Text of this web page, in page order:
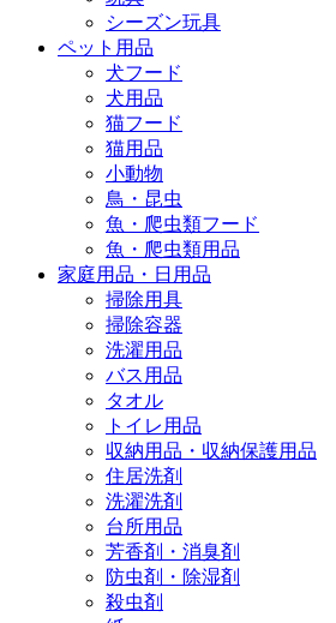
シーズン玩具
ペット用品
犬フード
犬用品
猫フード
猫用品
小動物
鳥・昆虫
魚・爬虫類フード
魚・爬虫類用品
家庭用品・日用品
掃除用具
掃除容器
洗濯用品
バス用品
タオル
トイレ用品
収納用品・収納保護用品
住居洗剤
洗濯洗剤
台所用品
芳香剤・消臭剤
防虫剤・除湿剤
殺虫剤